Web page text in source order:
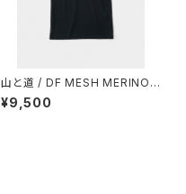
山と道 / DF MESH MERINO
SLEEVELESS（MEN）
¥9,500